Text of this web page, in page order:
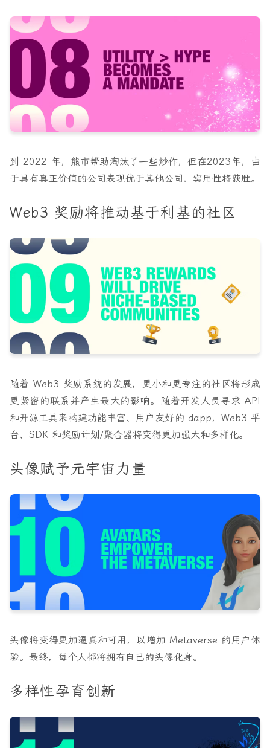
到 2022 年，熊市帮助淘汰了一些炒作，但在2023年，由
于具有真正价值的公司表现优于其他公司，实用性将获胜。
Web3 奖励将推动基于利基的社区
随着 Web3 奖励系统的发展，更小和更专注的社区将形成
更紧密的联系并产生最大的影响。随着开发人员寻求 API
和开源工具来构建功能丰富、用户友好的 dapp，Web3 平
台、SDK 和奖励计划/聚合器将变得更加强大和多样化。
头像赋予元宇宙力量
头像将变得更加逼真和可用，以增加 Metaverse 的用户体
验。最终，每个人都将拥有自己的头像化身。
多样性孕育创新